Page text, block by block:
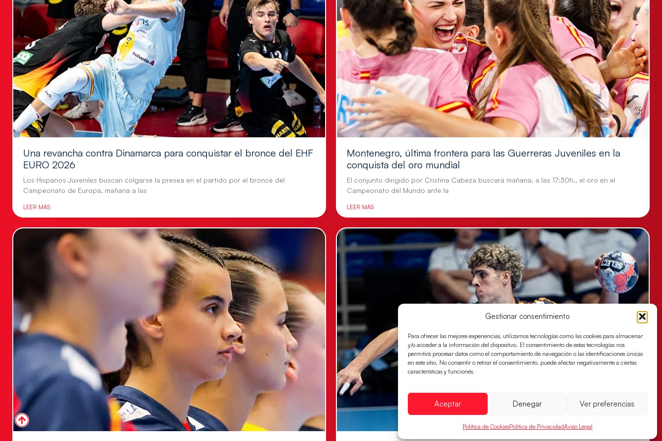
Gestionar consentimiento
Para ofrecer las mejores experiencias, utilizamos tecnologías como las cookies para almacenar
y/o acceder a la información del dispositivo. El consentimiento de estas tecnologías nos
permitirá procesar datos como el comportamiento de navegación o las identificaciones únicas
en este sitio. No consentir o retirar el consentimiento, puede afectar negativamente a ciertas
características y funciones.
Aceptar Denegar Ver preferencias
Política de CookiesPolítica de PrivacidadAviso Legal
Una revancha contra Dinamarca para conquistar el bronce del EHF
EURO 2026
Los Hispanos Juveniles buscan colgarse la presea en el partido por el bronce del
Campeonato de Europa, mañana a las
LEER MÁS
Montenegro, última frontera para las Guerreras Juveniles en la
conquista del oro mundial
El conjunto dirigido por Cristina Cabeza buscará mañana, a las 17:30h., el oro en el
Campeonato del Mundo ante la
LEER MÁS